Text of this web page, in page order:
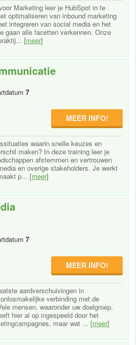
Marketing leer je HubSpot in te
optimaliseren van inbound marketing
integreren van social media en het
gaan alle facetten verkennen. Onze
[meer]
7
MEER INFO!
waarin snelle keuzes en
maken? In deze training leer je
afstemmen en vertrouwen
en overige stakeholders. Je werkt
p... [meer]
7
MEER INFO!
aardverschuivingen in
verbinding met de
mensen, waaronder uw doelgroep,
hier al op ingespeeld door het
maar wat ... [meer]